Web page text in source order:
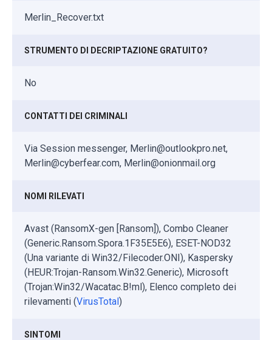
Merlin_Recover.txt
STRUMENTO DI DECRIPTAZIONE GRATUITO?
No
CONTATTI DEI CRIMINALI
Via Session messenger, Merlin@outlookpro.net,
Merlin@cyberfear.com, Merlin@onionmail.org
NOMI RILEVATI
Avast (RansomX-gen [Ransom]), Combo Cleaner
(Generic.Ransom.Spora.1F35E5E6), ESET-NOD32
(Una variante di Win32/Filecoder.ONI), Kaspersky
(HEUR:Trojan-Ransom.Win32.Generic), Microsoft
(Trojan:Win32/Wacatac.B!ml), Elenco completo dei
rilevamenti (VirusTotal)
SINTOMI